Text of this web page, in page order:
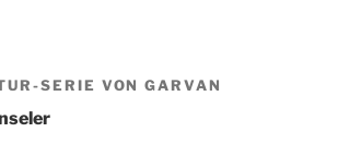
SERIE VON GARVAN